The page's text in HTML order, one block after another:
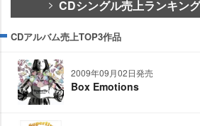
CDシングル売上ランキン
CDアルバム売上TOP3作品
2009年09月02日発売
Box Emotions